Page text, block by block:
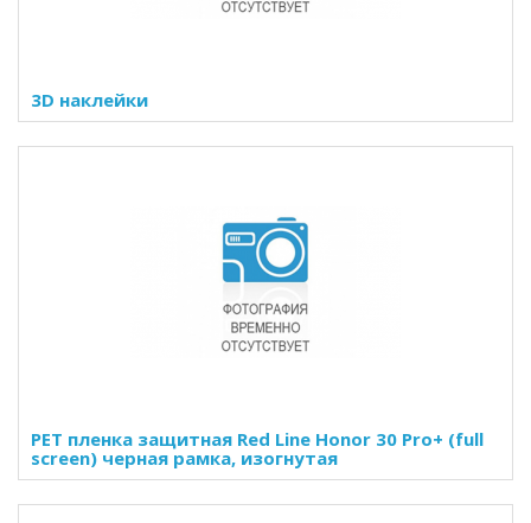
3D наклейки
PET пленка защитная Red Line Honor 30 Pro+ (full
screen) черная рамка, изогнутая